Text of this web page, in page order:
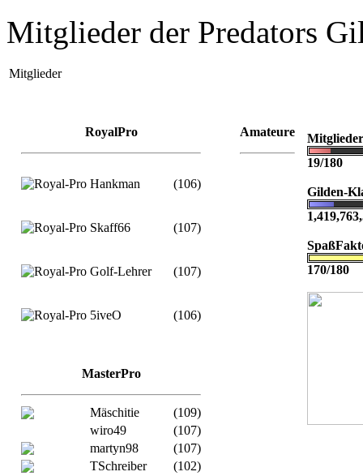
Mitglieder der Predators
Mitglieder
RoyalPro
Hankman (106)
Skaff66 (107)
Golf-Lehrer (107)
5iveO (106)
MasterPro
Mäschitie
(109)
wiro49
(107)
martyn98
(107)
TSchreiber
(102)
Amateure
Mitglieder
19/180
Gilden-
170/180